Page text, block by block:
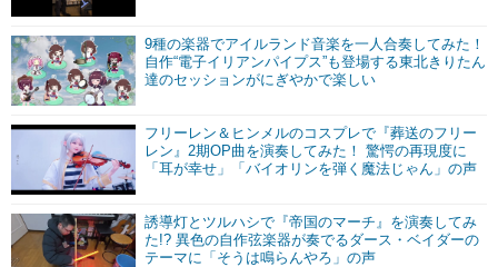
9種の楽器でアイルランド音楽を一人合奏してみた！
自作“電子イリアンパイプス”も登場する東北きりたん
達のセッションがにぎやかで楽しい
フリーレン＆ヒンメルのコスプレで『葬送のフリー
レン』2期OP曲を演奏してみた！ 驚愕の再現度に
「耳が幸せ」「バイオリンを弾く魔法じゃん」の声
誘導灯とツルハシで『帝国のマーチ』を演奏してみ
た!? 異色の自作弦楽器が奏でるダース・ベイダーの
テーマに「そうは鳴らんやろ」の声